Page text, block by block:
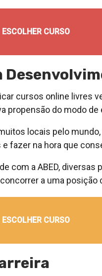
ESCOLHER CURSO
cursos online livres
propensão do modo de
locais pelo
fazer na hora que
com a ABED, diversas
a uma posição
ESCOLHER CURSO